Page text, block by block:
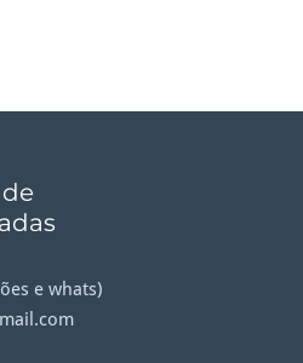
e whats)